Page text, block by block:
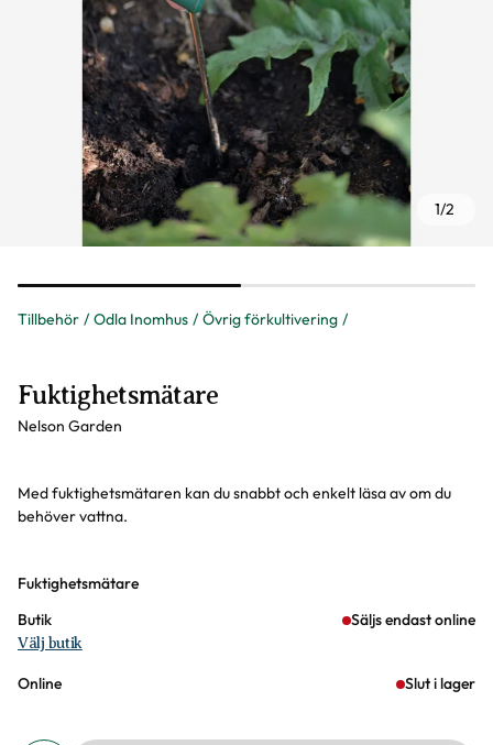
Tillbehör Odla Inomhus Övrig förkultivering
1/2
Fuktighetsmätare
Nelson Garden
Med fuktighetsmätaren kan du snabbt och enkelt läsa av om du
behöver vattna.
Varianter
Fuktighetsmätare
Butik
Säljs endast online
Välj butik
Online Slut i lager